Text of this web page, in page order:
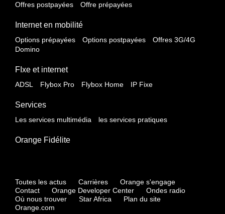
Offres postpayées Offre prépayées
Internet en mobilité
Options prépayées Options postpayées
Offres 3G/4G
Domino
FIxe et internet
ADSL Flybox Pro Flybox Home IP Fixe
Services
Les services multimédia les services pratiques
Orange Fidélite
Toutes les actus Carrières
Orange s'engage
Contact
Orange Developer Center
Ondes radio
Où nous trouver
Star Africa
Plan du site
Orange.com